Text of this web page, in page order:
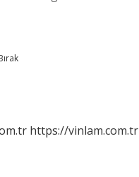
https://vinlam.com.tr